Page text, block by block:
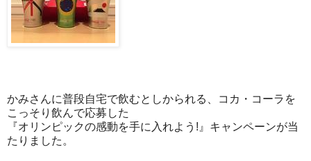
かみさんに普段自宅で飲むとしかられる、コカ・コーラを
こっそり飲んで応募した
『オリンピックの感動を手に入れよう!』キャンペーンが当
たりました。